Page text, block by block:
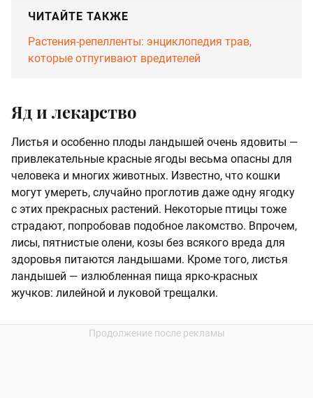
ЧИТАЙТЕ ТАКЖЕ
Растения-репелленты: энциклопедия трав,
которые отпугивают вредителей
Яд и лекарство
Листья и особенно плоды ландышей очень ядовиты —
привлекательные красные ягоды весьма опасны для
человека и многих животных. Известно, что кошки
могут умереть, случайно проглотив даже одну ягодку
с этих прекрасных растений. Некоторые птицы тоже
страдают, попробовав подобное лакомство. Впрочем,
лисы, пятнистые олени, козы без всякого вреда для
здоровья питаются ландышами. Кроме того, листья
ландышей — излюбленная пища ярко-красных
жучков: лилейной и луковой трещалки.